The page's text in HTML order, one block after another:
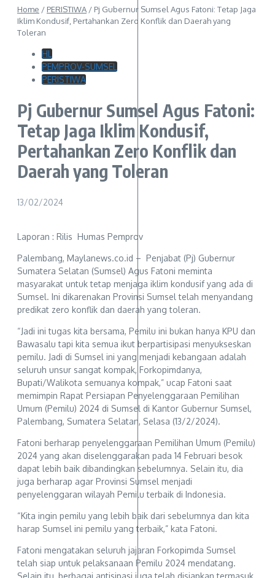
Home / PERISTIWA / Pj Gubernur Sumsel Agus Fatoni: Tetap Jaga
Iklim Kondusif, Pertahankan Zero Konflik dan Daerah yang
Toleran
HL
PEMPROV-SUMSEL
PERISTIWA
Pj Gubernur Sumsel Agus Fatoni:
Tetap Jaga Iklim Kondusif,
Pertahankan Zero Konflik dan
Daerah yang Toleran
13/02/2024
Laporan : Rilis Humas Pemprov
Palembang, Maylanews.co.id – Penjabat (Pj) Gubernur
Sumatera Selatan (Sumsel) Agus Fatoni meminta
masyarakat untuk tetap menjaga iklim kondusif yang ada di
Sumsel. Ini dikarenakan Provinsi Sumsel telah menyandang
predikat zero konflik dan daerah yang toleran.
“Jadi ini tugas kita bersama, Pemilu ini bukan hanya KPU dan
Bawasalu tapi kita semua ikut berpartisipasi menyukseskan
pemilu. Jadi di Sumsel ini yang menjadi kebangaan adalah
seluruh unsur sangat kompak, Forkopimdanya,
Bupati/Walikota semuanya kompak,” ucap Fatoni saat
memimpin Rapat Persiapan Penyelenggaraan Pemilihan
Umum (Pemilu) 2024 di Sumsel di Kantor Gubernur Sumsel,
Palembang, Sumatera Selatan, Selasa (13/2/2024).
Fatoni berharap penyelenggaraan Pemilihan Umum (Pemilu)
2024 yang akan diselenggarakan pada 14 Februari besok
dapat lebih baik dibandingkan sebelumnya. Selain itu, dia
juga berharap agar Provinsi Sumsel menjadi
penyelenggaran wilayah Pemilu terbaik di Indonesia.
“Kita ingin pemilu yang lebih baik dari sebelumnya dan kita
harap Sumsel ini pemilu yang terbaik,” kata Fatoni.
Fatoni mengatakan seluruh jajaran Forkopimda Sumsel
telah siap untuk pelaksanaan Pemilu 2024 mendatang.
Selain itu, berbagai antisipasi juga telah disiapkan termasuk